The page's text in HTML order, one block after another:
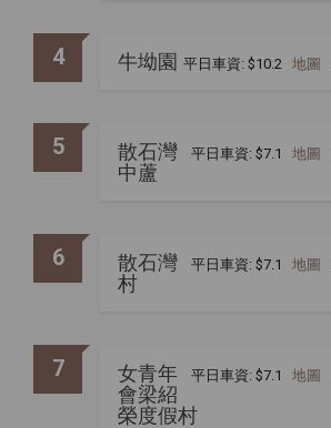
4 平日車資: $10.2 地圖
牛坳園
5 平日車資: $7.1 地圖
散石灣
中蘆
6 平日車資: $7.1 地圖
散石灣
村
7 平日車資: $7.1 地圖
女青年
會梁紹
榮度假村